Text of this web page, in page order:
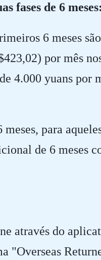
fases de 6 meses:
6 meses
por mês
4.000 yuans por
para
de 6 meses
através do
"Overseas